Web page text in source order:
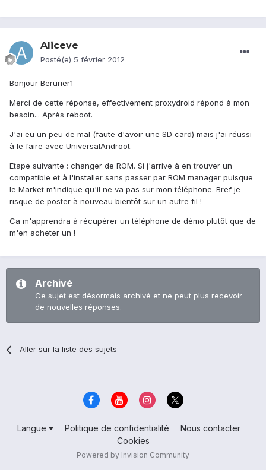
Aliceve
Posté(e) 5 février 2012
Bonjour Berurier1
Merci de cette réponse, effectivement proxydroid répond à mon
besoin... Après reboot.
J'ai eu un peu de mal (faute d'avoir une SD card) mais j'ai réussi
à le faire avec UniversalAndroot.
Etape suivante : changer de ROM. Si j'arrive à en trouver un
compatible et à l'installer sans passer par ROM manager puisque
le Market m'indique qu'il ne va pas sur mon téléphone. Bref je
risque de poster à nouveau bientôt sur un autre fil !
Ca m'apprendra à récupérer un téléphone de démo plutôt que de
m'en acheter un !
Archivé
Ce sujet est désormais archivé et ne peut plus recevoir
de nouvelles réponses.
Aller sur la liste des sujets
Langue Politique de confidentialité
Nous contacter
Cookies
Powered by Invision Community